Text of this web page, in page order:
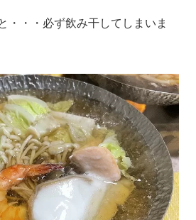
・・・必ず飲み干してしまいま